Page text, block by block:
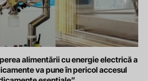
alimentării cu energie electrică a
va pune în pericol accesul